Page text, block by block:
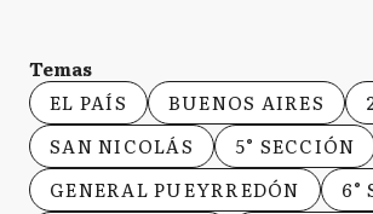
Temas
EL PAÍS
BUENOS AIRES
SAN NICOLÁS
5° SECCIÓN
GENERAL PUEYRREDÓN
6°